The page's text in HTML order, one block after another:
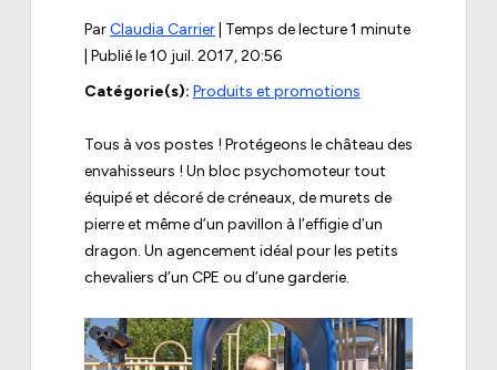
ParClaudia Carrier | Temps de lecture 1 minute
| Publié le10 juil. 2017, 20:56
Catégorie(s): Produits et promotions
Tous à vos postes ! Protégeons le château des
envahisseurs ! Un bloc psychomoteur tout
équipé et décoré de créneaux, de murets de
pierre et même d’un pavillon à l’effigie d’un
dragon. Un agencement idéal pour les petits
chevaliers d’un CPE ou d’une garderie.